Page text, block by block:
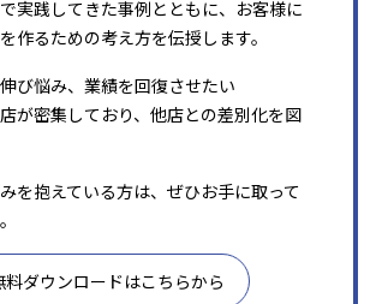
実践してきた事例とともに、お客様に
作るための考え方を伝授します。
び悩み、業績を回復させたい
が密集しており、他店との差別化を図
を抱えている方は、ぜひお手に取って
料ダウンロードはこちらから